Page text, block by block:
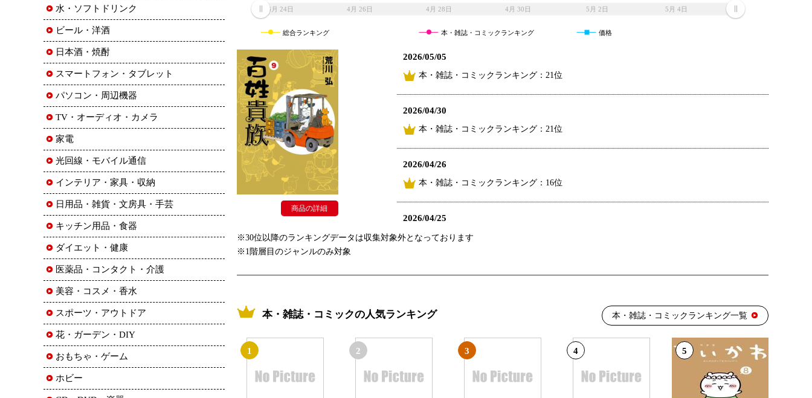
4月 24日 4月 26日 4月 28日 4月 30日 5月 2日 5月 4日
総合ランキング 本・雑誌・コミックランキング 価格
2026/05/05
本・雑誌・コミックランキング：21位
2026/04/30
本・雑誌・コミックランキング：21位
2026/04/26
本・雑誌・コミックランキング：16位
2026/04/25
本・雑誌・コミックランキング：12位
商品の詳細
※30位以降のランキングデータは収集対象外となっております
※1階層目のジャンルのみ対象
本・雑誌・コミックの人気ランキング 本・雑誌・コミックランキング一覧
1 2 3 4 5
水・ソフトドリンク
ビール・洋酒
日本酒・焼酎
スマートフォン・タブレット
パソコン・周辺機器
TV・オーディオ・カメラ
家電
光回線・モバイル通信
インテリア・家具・収納
日用品・雑貨・文房具・手芸
キッチン用品・食器
ダイエット・健康
医薬品・コンタクト・介護
美容・コスメ・香水
スポーツ・アウトドア
花・ガーデン・DIY
おもちゃ・ゲーム
ホビー